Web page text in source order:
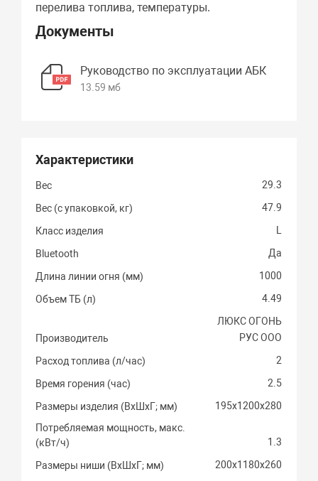
перелива топлива, температуры.
Документы
Руководство по эксплуатации АБК
13.59 мб
Характеристики
Вес 29.3
Вес (с упаковкой, кг) 47.9
Класс изделия L
Bluetooth Да
Длина линии огня (мм) 1000
Объем ТБ (л) 4.49
Производитель
ЛЮКС ОГОНЬ
РУС ООО
Расход топлива (л/час) 2
Время горения (час) 2.5
Размеры изделия (ВхШхГ; мм)
195х1200х280
Потребляемая мощность, макс.
(кВт/ч)
1.3
Размеры ниши (ВхШхГ; мм) 200х1180х260